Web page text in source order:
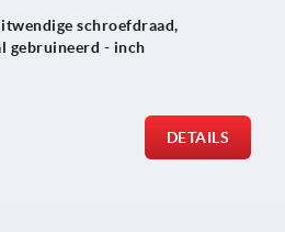
schroefdraad,
gebruineerd - inch
DETAILS